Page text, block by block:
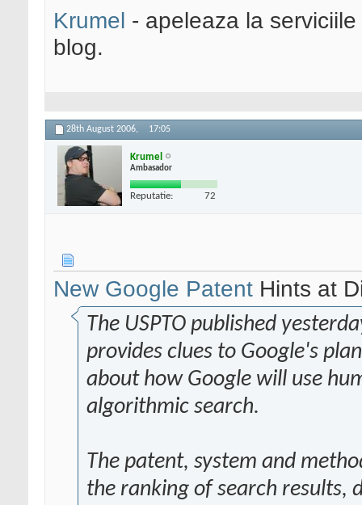
Krumel - apeleaza la
blog.
28th August 2006, 17:05
Krumel
Ambasador
Reputatie: 72
New Google Patent Hints at
The USPTO published
provides clues to Google's
about how Google will use
algorithmic search.
The patent, system and
the ranking of search results,